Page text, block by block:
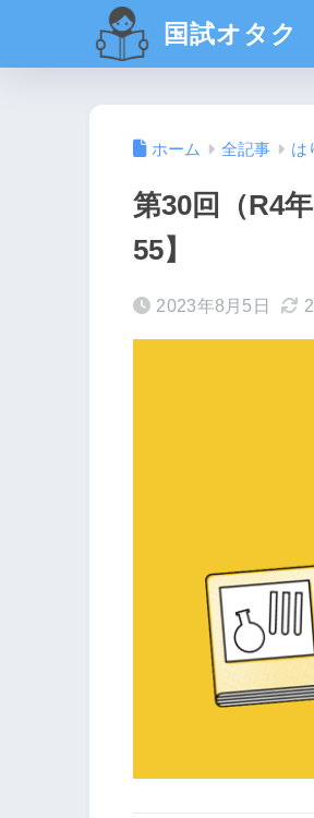
国試オタク
ホーム 全記事 は
第30回（R4
55】
2023年8月5日